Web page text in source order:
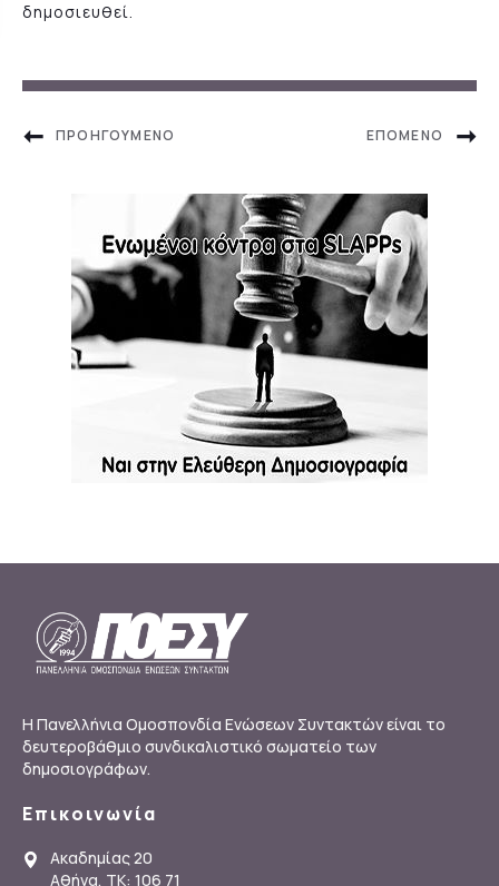
δημοσιευθεί.
Η Πανελλήνια Ομοσπονδία Ενώσεων Συντακτών είναι το
δευτεροβάθμιο συνδικαλιστικό σωματείο των
δημοσιογράφων.
Επικοινωνία
Ακαδημίας 20
Αθήνα, ΤΚ: 106 71